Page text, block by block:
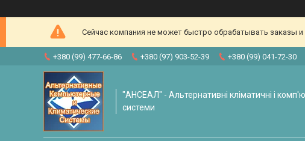
Сейчас компания не может быстро обрабатывать заказы
+380 (99) 477-66-86 +380 (97) 903-52-39 +380 (99) 041-72-30
"АНСЕАЛ" - Альтернативні кліматичні і
системи